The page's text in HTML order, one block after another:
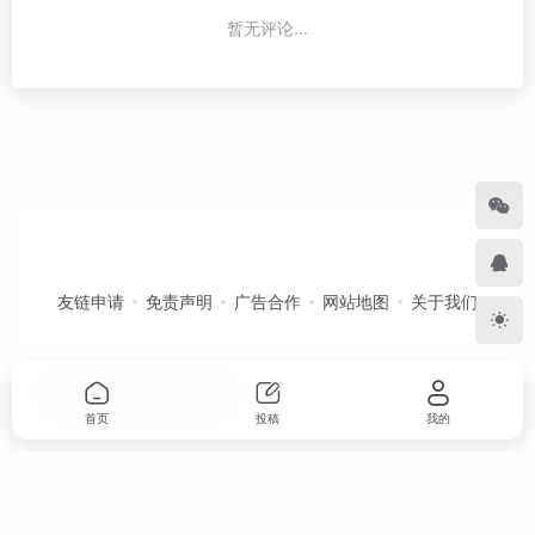
暂无评论...
友链申请 免责声明 广告合作 网站地图 关于我们
Copyright © 2026
首页 投稿 我的